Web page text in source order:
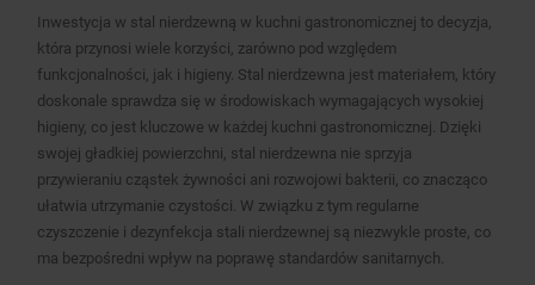
Inwestycja w stal nierdzewną w kuchni gastronomicznej to decyzja,
która przynosi wiele korzyści, zarówno pod względem
funkcjonalności, jak i higieny. Stal nierdzewna jest materiałem, który
doskonale sprawdza się w środowiskach wymagających wysokiej
higieny, co jest kluczowe w każdej kuchni gastronomicznej. Dzięki
swojej gładkiej powierzchni, stal nierdzewna nie sprzyja
przywieraniu cząstek żywności ani rozwojowi bakterii, co znacząco
ułatwia utrzymanie czystości. W związku z tym regularne
czyszczenie i dezynfekcja stali nierdzewnej są niezwykle proste, co
ma bezpośredni wpływ na poprawę standardów sanitarnych.